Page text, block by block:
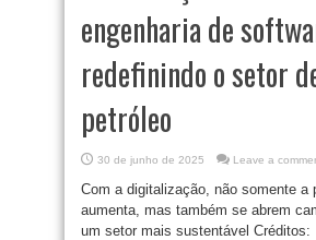
engenharia de
redefinindo o setor
petróleo
30 de junho de 2025 Leave a
Com a digitalização, não somente a
aumenta, mas também se abrem
um setor mais sustentável Créditos: